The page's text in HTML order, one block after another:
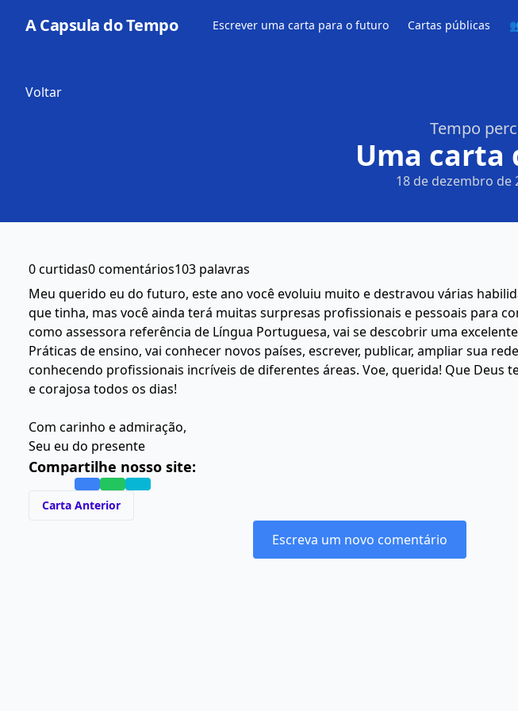
A Capsula do Tempo Escrever uma carta para o futuro Cartas públicas
Voltar
Tempo
Uma carta
18 de dezembro de
0 curtidas0 comentários103 palavras
Meu querido eu do futuro, este ano você evoluiu muito e destravou várias
que tinha, mas você ainda terá muitas surpresas profissionais e pessoais para
como assessora referência de Língua Portuguesa, vai se descobrir uma
Práticas de ensino, vai conhecer novos países, escrever, publicar, ampliar sua
conhecendo profissionais incríveis de diferentes áreas. Voe, querida! Que Deus
e corajosa todos os dias!
Com carinho e admiração,
Seu eu do presente
Compartilhe nosso site:
Carta Anterior
Escreva um novo comentário